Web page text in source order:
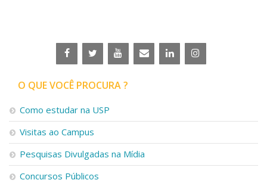
Linhas de Pesquisa
Centros, Núcleos e Projetos em Rede
Iniciação Científica
Empresas Juniores
Extensão à Comunidade
Projetos, Programas e Cursos
Artes, Cultura e Esportes
Museus e Espaços Interativos
O QUE VOCÊ PROCURA ?
Como estudar na USP
Visitas ao Campus
Pesquisas Divulgadas na Mídia
Concursos Públicos